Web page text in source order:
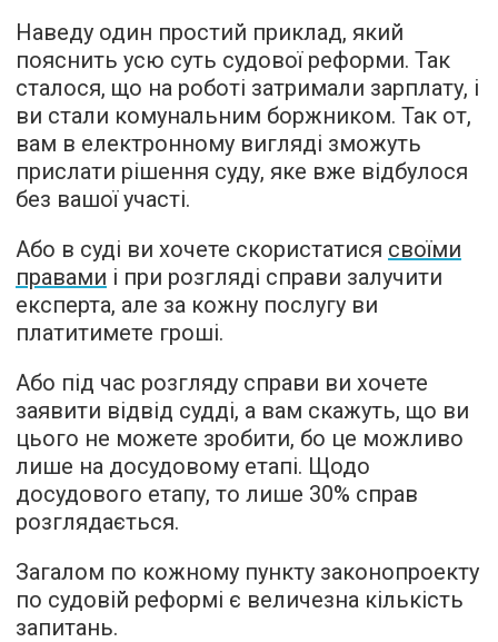
Наведу один простий приклад, який
пояснить усю суть судової реформи. Так
сталося, що на роботі затримали зарплату, і
ви стали комунальним боржником. Так от,
вам в електронному вигляді зможуть
прислати рішення суду, яке вже відбулося
без вашої участі.
Або в суді ви хочете скористатися своїми
правами і при розгляді справи залучити
експерта, але за кожну послугу ви
платитимете гроші.
Або під час розгляду справи ви хочете
заявити відвід судді, а вам скажуть, що ви
цього не можете зробити, бо це можливо
лише на досудовому етапі. Щодо
досудового етапу, то лише 30% справ
розглядається.
Загалом по кожному пункту законопроекту
по судовій реформі є величезна кількість
запитань.